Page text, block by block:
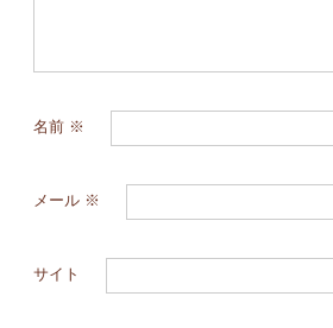
名前 ※
メール ※
サイト